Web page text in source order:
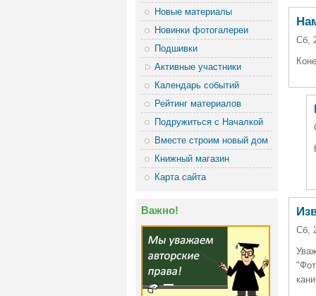
Новые материалы
Новинки фотогалереи
Подшивки
Активные участники
Календарь событий
Рейтинг материалов
Подружиться с Началкой
Вместе строим новый дом
Книжный магазин
Карта сайта
Важно!
Сб,
Сб,